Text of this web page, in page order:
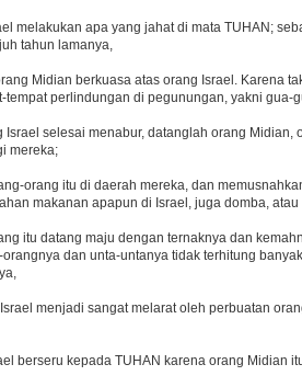
melakukan apa yang jahat di mata TUHAN;
tahun lamanya,
Midian berkuasa atas orang Israel. Karena
tempat perlindungan di pegunungan, yakni gua-
Israel selesai menabur, datanglah orang
mereka;
orang itu di daerah mereka, dan
makanan apapun di Israel, juga domba,
itu datang maju dengan ternaknya dan
dan unta-untanya tidak terhitung
menjadi sangat melarat oleh perbuatan
berseru kepada TUHAN karena orang Midian